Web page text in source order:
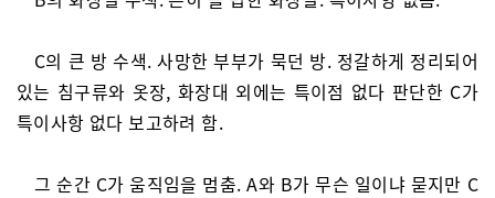
C의 큰 방 수색. 사망한 부부가 묵던 방. 정갈하게 정리되어
있는 침구류와 옷장, 화장대 외에는 특이점 없다 판단한 C가
특이사항 없다 보고하려 함.
그 순간 C가 움직임을 멈춤. A와 B가 무슨 일이냐 묻지만 C